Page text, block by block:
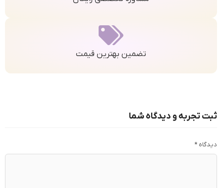
تضمین بهترین قیمت
ثبت تجربه و دیدگاه شما
دیدگاه *